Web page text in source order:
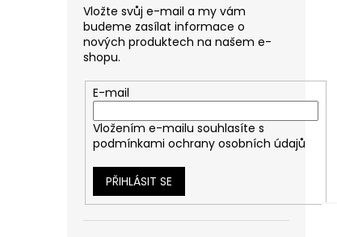
Vložte svůj e-mail a my vám
budeme zasílat informace o
nových produktech na našem e-
shopu.
E-mail
Vložením e-mailu souhlasíte s
podmínkami ochrany osobních údajů
PŘIHLÁSIT SE